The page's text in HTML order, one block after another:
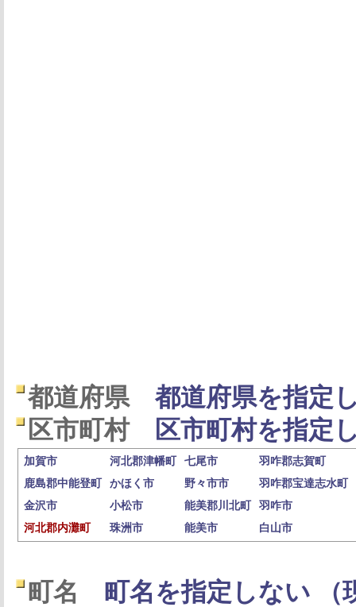
都道府県
都道府県を指定
区市町村
区市町村を指定
加賀市 河北郡津幡町 七尾市
羽咋郡志賀町
鹿島郡中能登町
かほく市 野々市市
羽咋郡宝達志水町
金沢市
小松市 能美郡川北町
羽咋市
河北郡内灘町
珠洲市 能美市 白山市
町名 町名を指定しない （